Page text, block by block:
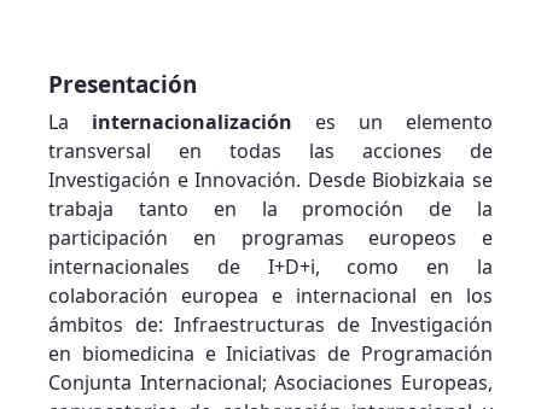
Presentación
La internacionalización es un elemento
transversal en todas las acciones de
Investigación e Innovación. Desde Biobizkaia se
trabaja tanto en la promoción de la
participación en programas europeos e
internacionales de I+D+i, como en la
colaboración europea e internacional en los
ámbitos de: Infraestructuras de Investigación
en biomedicina e Iniciativas de Programación
Conjunta Internacional; Asociaciones Europeas,